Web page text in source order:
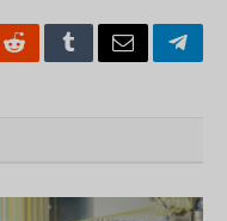
RedditTumblrEmail